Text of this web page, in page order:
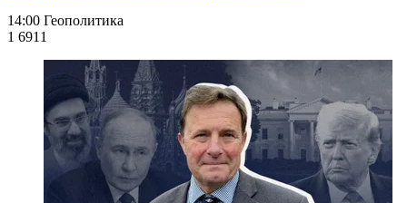
14:00 Геополитика
1 6911